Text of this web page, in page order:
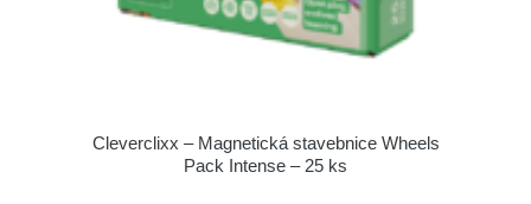
Cleverclixx – Magnetická stavebnice Wheels
Pack Intense – 25 ks